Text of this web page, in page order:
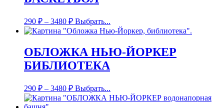
290 ₽ – 3480 ₽ Выбрать...
ОБЛОЖКА НЬЮ-ЙОРКЕР
БИБЛИОТЕКА
290 ₽ – 3480 ₽ Выбрать...